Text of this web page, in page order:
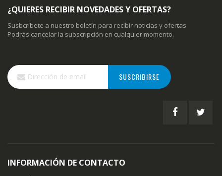
¿QUIERES RECIBIR NOVEDADES Y OFERTAS?
Susbcríbete a nuestro boletín para recibir noticias y ofertas
Podrás cancelar la subscripción en cualquier momento.
Inscríbase
a
nuestro
SUSCRIBIRSE
INFORMACIÓN DE CONTACTO